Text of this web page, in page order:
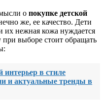
о покупке детской
же, ее качество. Дети
их нежная кожа нуждается
выборе стоит обращать
в стиле
и актуальные тренды в